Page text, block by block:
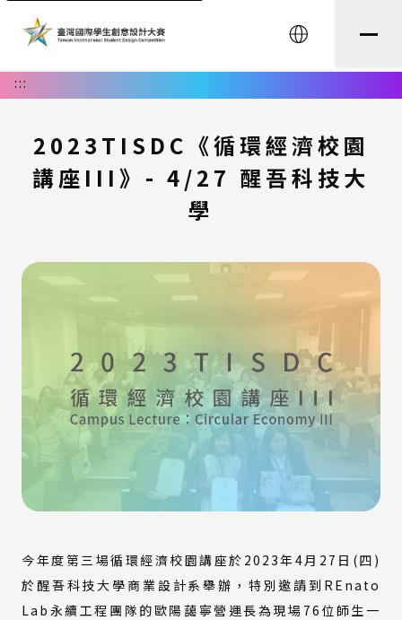
English
:::
2023TISDC《循環經濟校園
講座III》- 4/27 醒吾科技大
學
今年度第三場循環經濟校園講座於2023年4月27日(四)
於醒吾科技大學商業設計系舉辦，特別邀請到REnato
Lab永續工程團隊的歐陽藹寧營運長為現場76位師生一